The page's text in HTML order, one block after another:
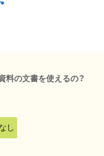
料の文書を使えるの？
し